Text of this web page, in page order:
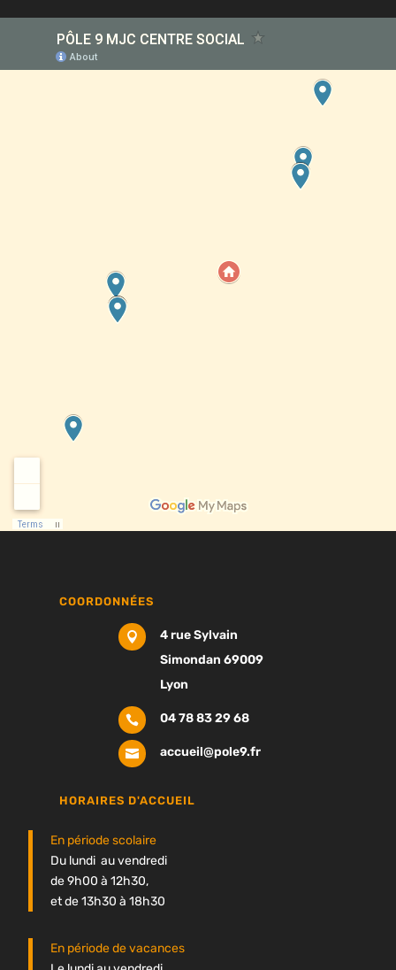
COORDONNÉES

4 rue Sylvain
Simondan 69009
Lyon
 04 78 83 29 68
 accueil@pole9.fr
HORAIRES D'ACCUEIL
En période scolaire
Du lundi au vendredi
de 9h00 à 12h30,
et de 13h30 à 18h30
En période de vacances